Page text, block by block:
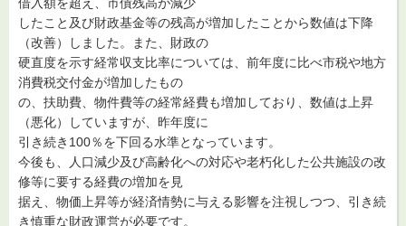
したこと及び財政基金等の残高が増加したことから数値は下降
（改善）しました。また、財政の
硬直度を示す経常収支比率については、前年度に比べ市税や地方
消費税交付金が増加したもの
の、扶助費、物件費等の経常経費も増加しており、数値は上昇
（悪化）していますが、昨年度に
引き続き100％を下回る水準となっています。
今後も、人口減少及び高齢化への対応や老朽化した公共施設の改
修等に要する経費の増加を見
据え、物価上昇等が経済情勢に与える影響を注視しつつ、引き続
き慎重な財政運営が必要です。